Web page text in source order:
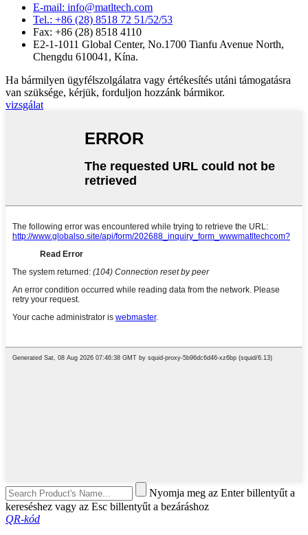
E-mail: info@matltech.com
Tel.: +86 (28) 8518 72 51/52/53
Fax: +86 (28) 8518 4110
E2-1-1011 Global Center, No.1700 Tianfu Avenue North,
Chengdu 610041, Kína.
Ha bármilyen ügyfélszolgálatra vagy értékesítés utáni támogatásra
van szüksége, kérjük, forduljon hozzánk bármikor.
vizsgálat
Nyomja meg az Enter billentyűt a
kereséshez vagy az Esc billentyűt a bezáráshoz
QR-kód